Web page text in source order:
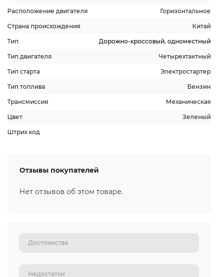
Расположение двигателя Горизонтальное
Страна происхождения Китай
Тип Дорожно-кроссовый, одноместный
Тип двигателя Четырехтактный
Тип старта Электростартер
Тип топлива Бензин
Трансмиссия Механическая
Цвет Зеленый
Штрих код
Отзывы покупателей
Нет отзывов об этом товаре.